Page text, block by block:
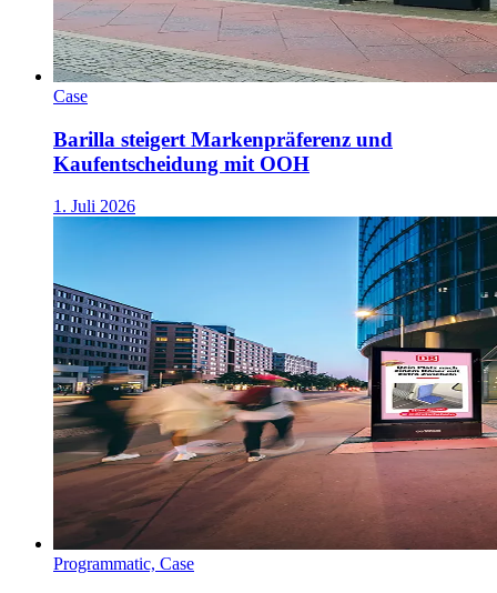
Case
Barilla steigert Markenpräferenz und
Kaufentscheidung mit OOH
1. Juli 2026
Programmatic, Case